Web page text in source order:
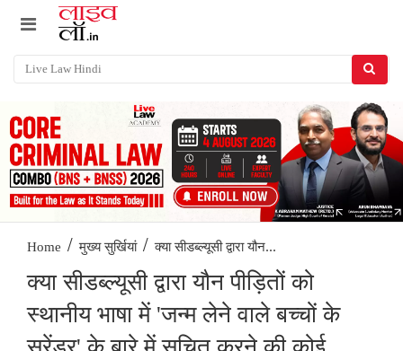
Home / मुख्य सुर्खियां / क्या सीडब्ल्यूसी द्वारा यौन...
क्या सीडब्ल्यूसी द्वारा यौन पीड़ितों को
स्थानीय भाषा में 'जन्म लेने वाले बच्चों के